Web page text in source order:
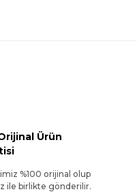
Ürün
%100 orijinal olup
ile birlikte gönderilir.